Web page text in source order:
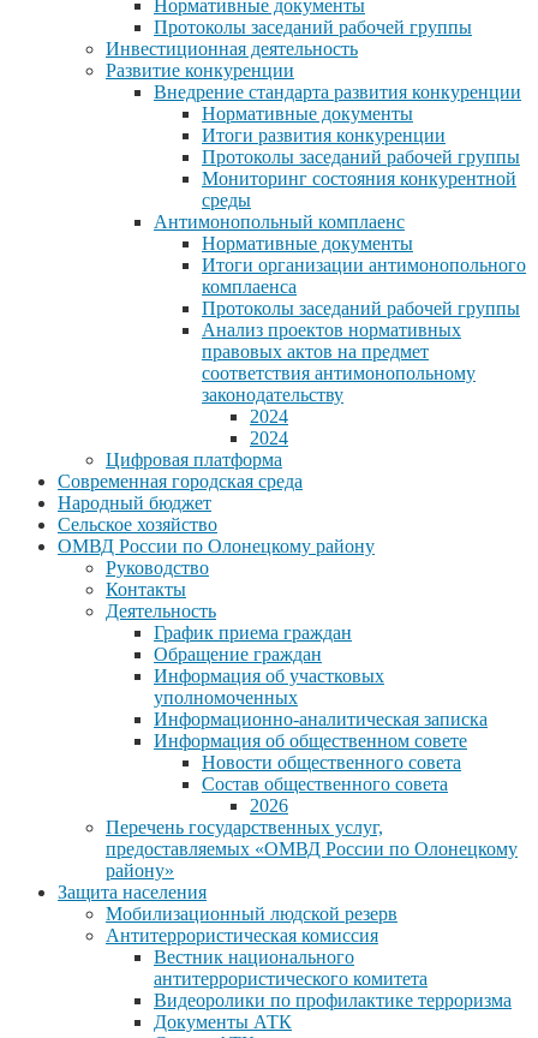
Нормативные документы
Протоколы заседаний рабочей группы
Инвестиционная деятельность
Развитие конкуренции
Внедрение стандарта развития конкуренции
Нормативные документы
Итоги развития конкуренции
Протоколы заседаний рабочей группы
Мониторинг состояния конкурентной
среды
Антимонопольный комплаенс
Нормативные документы
Итоги организации антимонопольного
комплаенса
Протоколы заседаний рабочей группы
Анализ проектов нормативных
правовых актов на предмет
соответствия антимонопольному
законодательству
2024
2024
Цифровая платформа
Современная городская среда
Народный бюджет
Сельское хозяйство
ОМВД России по Олонецкому району
Руководство
Контакты
Деятельность
График приема граждан
Обращение граждан
Информация об участковых
уполномоченных
Информационно-аналитическая записка
Информация об общественном совете
Новости общественного совета
Состав общественного совета
2026
Перечень государственных услуг,
предоставляемых «ОМВД России по Олонецкому
району»
Защита населения
Мобилизационный людской резерв
Антитеррористическая комиссия
Вестник национального
антитеррористического комитета
Видеоролики по профилактике терроризма
Документы АТК